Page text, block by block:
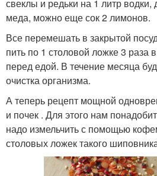
свеклы и редьки на 1 литр водки,
меда, можно еще сок 2 лимонов.
Все перемешать в закрытой
пить по 1 столовой ложке 3 раза
перед едой. В течение месяца
очистка организма.
А теперь рецепт мощной
и почек . Для этого нам
надо измельчить с помощью
столовых ложек такого